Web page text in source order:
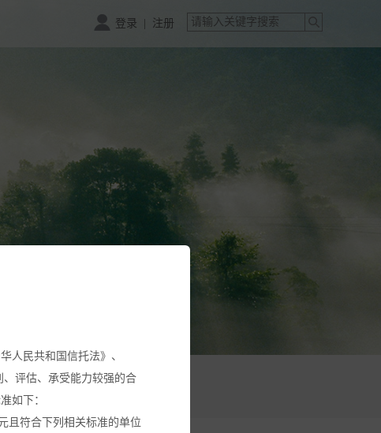
登录 注册
人民共和国信托法》、
、评估、承受能力较强的合
如下：
且符合下列相关标准的单位
万葵活动